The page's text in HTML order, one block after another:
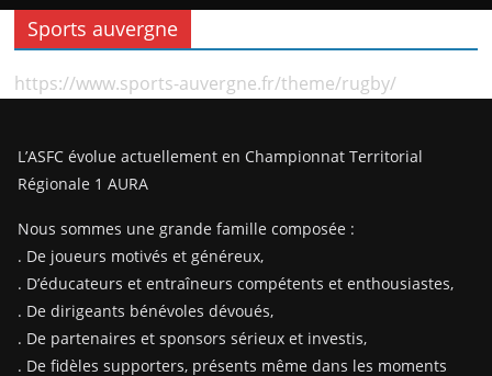
Sports auvergne
https://www.sports-auvergne.fr/theme/rugby/
L’ASFC évolue actuellement en Championnat Territorial
Régionale 1 AURA
Nous sommes une grande famille composée :
. De joueurs motivés et généreux,
. D’éducateurs et entraîneurs compétents et enthousiastes,
. De dirigeants bénévoles dévoués,
. De partenaires et sponsors sérieux et investis,
. De fidèles supporters, présents même dans les moments